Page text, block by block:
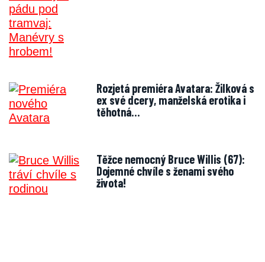
Rozjetá premiéra Avatara: Žilková s
ex své dcery, manželská erotika i
těhotná…
Těžce nemocný Bruce Willis (67):
Dojemné chvíle s ženami svého
života!